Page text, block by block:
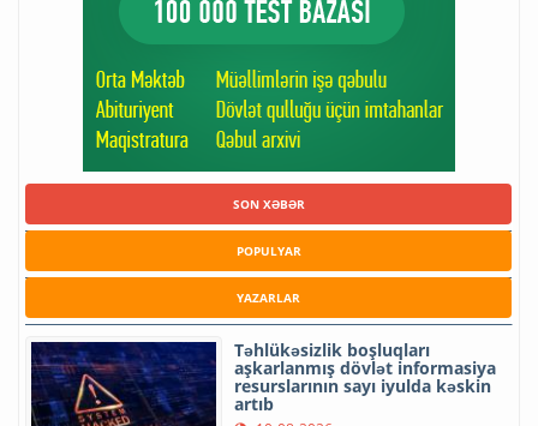
SON XƏBƏR
POPULYAR
YAZARLAR
Təhlükəsizlik boşluqları
aşkarlanmış dövlət informasiya
resurslarının sayı iyulda kəskin
artıb